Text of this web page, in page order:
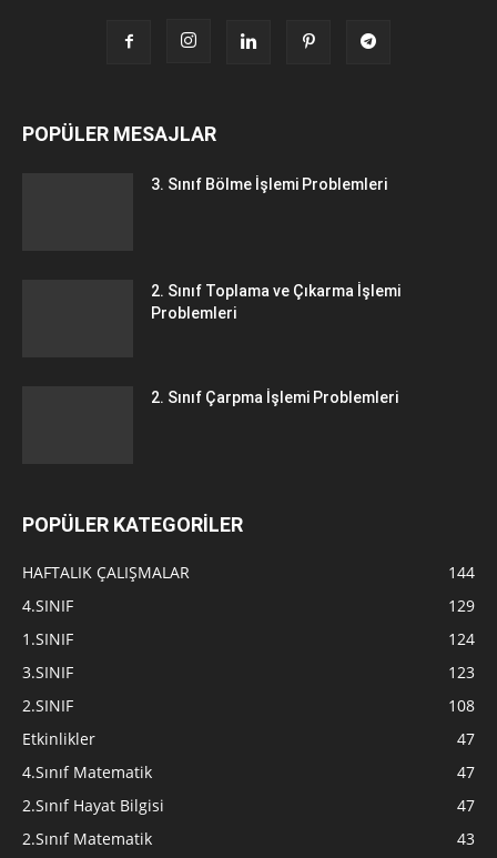
POPÜLER MESAJLAR
3. Sınıf Bölme İşlemi Problemleri
2. Sınıf Toplama ve Çıkarma İşlemi
Problemleri
2. Sınıf Çarpma İşlemi Problemleri
POPÜLER KATEGORİLER
HAFTALIK ÇALIŞMALAR
144
4.SINIF
129
1.SINIF
124
3.SINIF
123
2.SINIF
108
Etkinlikler
47
4.Sınıf Matematik
47
2.Sınıf Hayat Bilgisi
47
2.Sınıf Matematik
43